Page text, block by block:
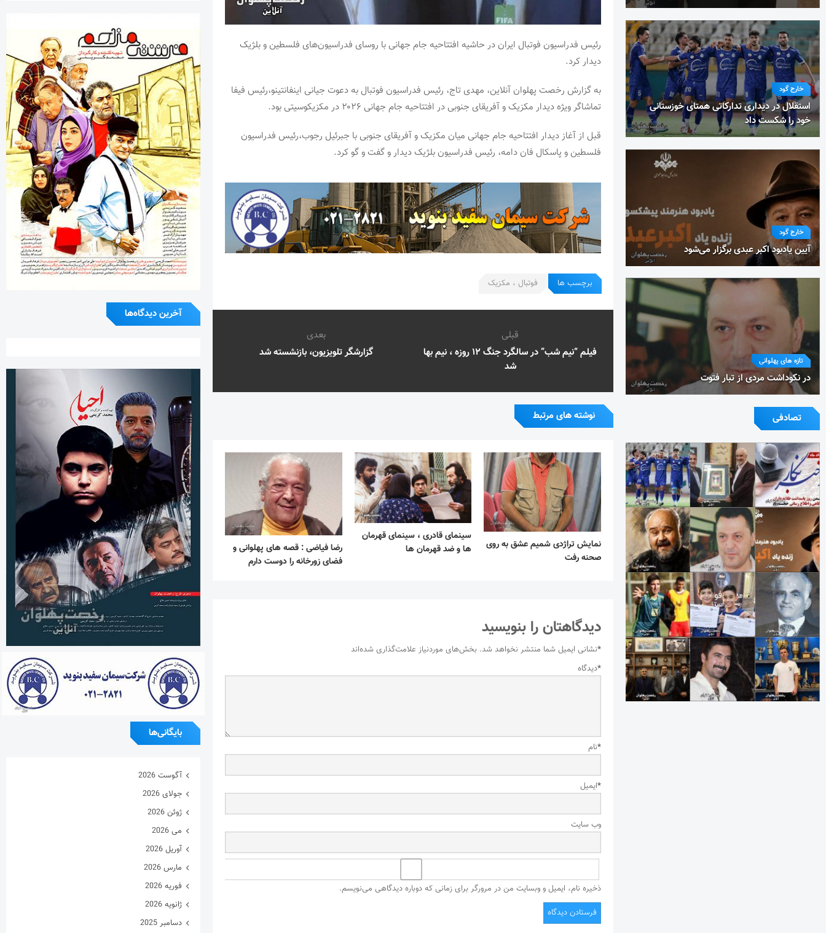
خارج گود
استقلال در دیداری تدارکاتی همتای خوزستانی
خود را شکست داد
خارج گود
آیین یادبود اکبر عبدی برگزار می‌شود
تازه های پهلوانی
در نکوداشت مردی از تبار فتوت
تصادفی
رئیس فدراسیون فوتبال ایران در حاشیه افتتاحیه جام جهانی با روسای فدراسیون‌های فلسطین و بلژیک
دیدار کرد.
به گزارش رخصت پهلوان آنلاین، مهدی تاج، رئیس فدراسیون فوتبال به دعوت جیانی اینفانتینو،رئیس فیفا
تماشاگر ویژه دیدار مکزیک و آفریقای جنوبی در افتتاحیه جام جهانی ۲۰۲۶ در مکزیکوسیتی بود.
قبل از آغاز دیدار افتتاحیه جام جهانی میان مکزیک و آفریقای جنوبی با جبرئیل رجوب،رئیس فدراسیون
فلسطین و پاسکال فان دامه، رئیس فدراسیون بلژیک دیدار و گفت و گو کرد.
برچسب ها فوتبال ، مکزیک
قبلی
فیلم “نیم شب” در سالگرد جنگ ۱۲ روزه ، نیم بها
شد
بعدی
گزارشگر تلویزیون، بازنشسته شد
نوشته های مرتبط
نمایش تراژدی شمیم عشق به روی
صحنه رفت
سینمای قادری ، سینمای قهرمان
ها و ضد قهرمان ها
رضا فیاضی : قصه های پهلوانی و
فضای زورخانه را دوست دارم
دیدگاهتان را بنویسید
نشانی ایمیل شما منتشر نخواهد شد. بخش‌های موردنیاز علامت‌گذاری شده‌اند
*
دیدگاه*
نام*
ایمیل*
وب‌ سایت
ذخیره نام، ایمیل و وبسایت من در مرورگر برای زمانی که دوباره دیدگاهی می‌نویسم.
آخرین دیدگاه‌ها
بایگانی‌ها
آگوست 2026
جولای 2026
ژوئن 2026
می 2026
آوریل 2026
مارس 2026
فوریه 2026
ژانویه 2026
دسامبر 2025